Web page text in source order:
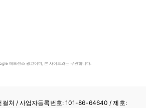
애드센스 광고이며, 본 사이트와는 무관합니다.
컬처 /사업자등록번호: 101-86-64640 / 제호: